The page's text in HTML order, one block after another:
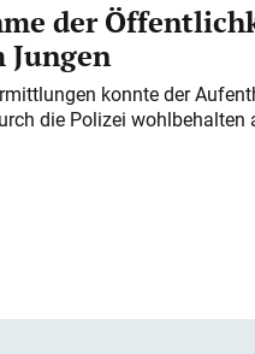
der
Jungen
konnte der
die Polizei wohlbehalten